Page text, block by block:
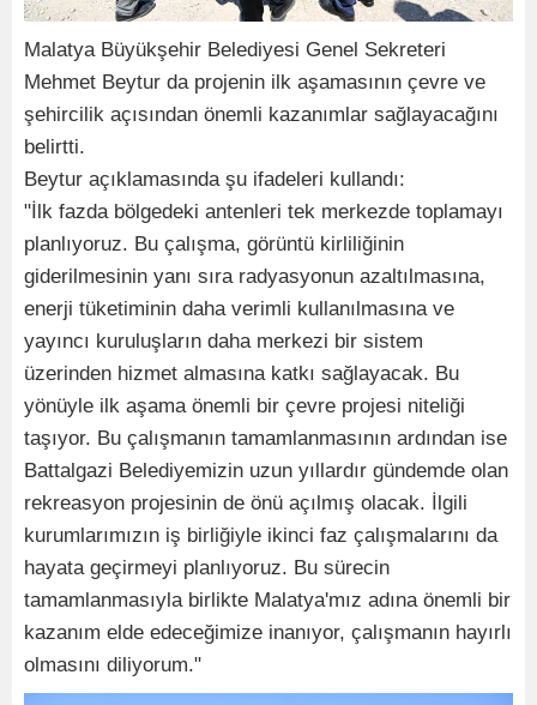
Malatya Büyükşehir Belediyesi Genel Sekreteri
Mehmet Beytur da projenin ilk aşamasının çevre ve
şehircilik açısından önemli kazanımlar sağlayacağını
belirtti.
Beytur açıklamasında şu ifadeleri kullandı:
"İlk fazda bölgedeki antenleri tek merkezde toplamayı
planlıyoruz. Bu çalışma, görüntü kirliliğinin
giderilmesinin yanı sıra radyasyonun azaltılmasına,
enerji tüketiminin daha verimli kullanılmasına ve
yayıncı kuruluşların daha merkezi bir sistem
üzerinden hizmet almasına katkı sağlayacak. Bu
yönüyle ilk aşama önemli bir çevre projesi niteliği
taşıyor. Bu çalışmanın tamamlanmasının ardından ise
Battalgazi Belediyemizin uzun yıllardır gündemde olan
rekreasyon projesinin de önü açılmış olacak. İlgili
kurumlarımızın iş birliğiyle ikinci faz çalışmalarını da
hayata geçirmeyi planlıyoruz. Bu sürecin
tamamlanmasıyla birlikte Malatya'mız adına önemli bir
kazanım elde edeceğimize inanıyor, çalışmanın hayırlı
olmasını diliyorum."